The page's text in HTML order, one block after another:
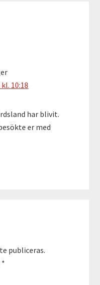
10:18
har blivit.
er med
publiceras.
*